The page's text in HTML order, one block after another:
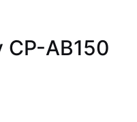
CP-AB150